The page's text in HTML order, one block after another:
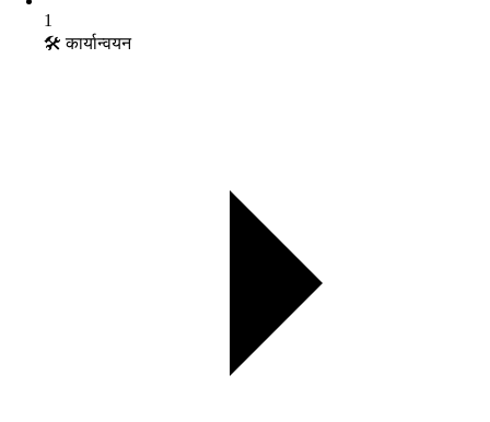
1
🛠️ कार्यान्वयन